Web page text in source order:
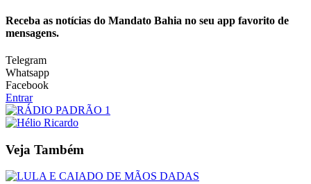
Receba as notícias do Mandato Bahia no seu app favorito de
mensagens.
Telegram
Whatsapp
Facebook
Entrar
Veja Também